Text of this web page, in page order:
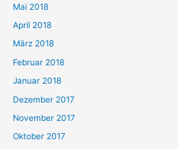
Mai 2018
April 2018
März 2018
Februar 2018
Januar 2018
Dezember 2017
November 2017
Oktober 2017